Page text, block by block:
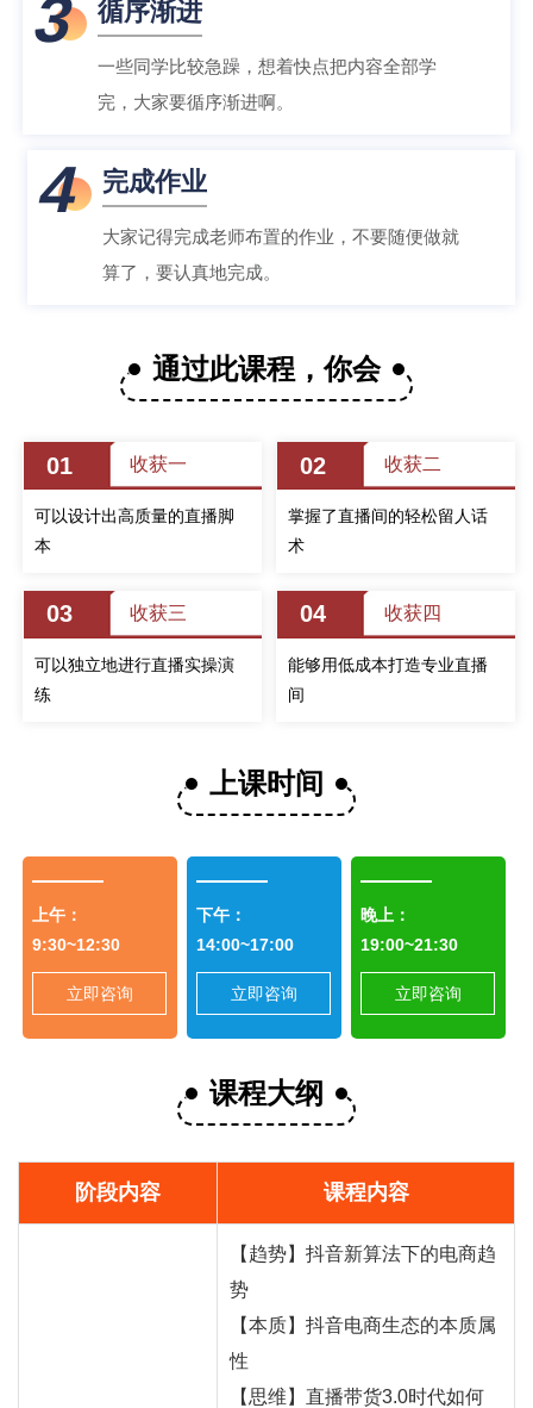
3 循序渐进
一些同学比较急躁，想着快点把内容全部学
完，大家要循序渐进啊。
4 完成作业
大家记得完成老师布置的作业，不要随便做就
算了，要认真地完成。
通过此课程，你会
01 收获一
可以设计出高质量的直播脚
本
02 收获二
掌握了直播间的轻松留人话
术
03 收获三
可以独立地进行直播实操演
练
04 收获四
能够用低成本打造专业直播
间
上课时间
上午：
9:30~12:30
立即咨询
下午：
14:00~17:00
立即咨询
晚上：
19:00~21:30
立即咨询
课程大纲
阶段内容 课程内容
【趋势】抖音新算法下的电商趋
势
【本质】抖音电商生态的本质属
性
【思维】直播带货3.0时代如何